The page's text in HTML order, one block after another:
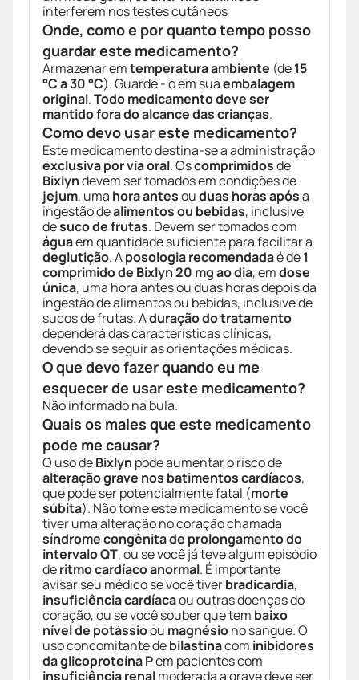
interferem nos testes cutâneos
Onde, como e por quanto tempo posso
guardar este medicamento?
Armazenar emtemperatura ambiente (de15
°C a 30 °C). Guarde - o em suaembalagem
original.Todo medicamento deve ser
mantido fora do alcance das crianças.
Como devo usar este medicamento?
Este medicamento destina-se a administração
exclusiva por via oral. Oscomprimidosde
Bixlyndevem ser tomados em condições de
jejum, uma hora antesouduas horas apósa
ingestão dealimentos ou bebidas, inclusive
desuco de frutas. Devem ser tomados com
águaem quantidade suficiente para facilitar a
deglutição. Aposologia recomendadaé de1
comprimido de Bixlyn 20 mg ao dia, emdose
única, uma hora antes ou duas horas depois da
ingestão de alimentos ou bebidas, inclusive de
sucos de frutas. Aduração do tratamento
dependerá das características clínicas,
devendo se seguir as orientações médicas.
O que devo fazer quando eu me
esquecer de usar este medicamento?
Não informado na bula.
Quais os males que este medicamento
pode me causar?
O uso deBixlyn pode aumentar o risco de
alteração grave nos batimentos cardíacos,
que pode ser potencialmente fatal (morte
súbita). Não tome este medicamento se você
tiver uma alteração no coração chamada
síndrome congênita de prolongamento do
intervalo QT, ou se você já teve algum episódio
deritmo cardíaco anormal. É importante
avisar seu médico se você tiverbradicardia,
insuficiência cardíacaou outras doenças do
coração, ou se você souber que tem baixo
nível de potássioou magnésiono sangue. O
uso concomitante debilastinacom inibidores
da glicoproteína Pem pacientes com
insuficiência renalmoderada a grave deve ser